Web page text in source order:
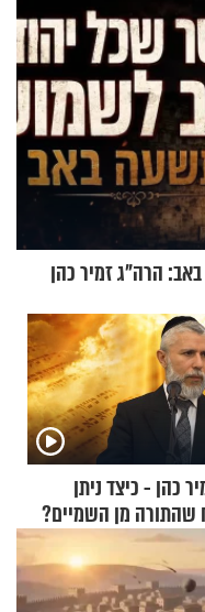
הרה"ג זמיר כהן
כהן - כיצד ניתן
שהתורה מן השמיים?